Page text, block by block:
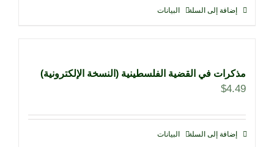
إضافة إلى السلة البيانات
مذكرات في القضية الفلسطينية (النسخة الإلكترونية)
$4.49
إضافة إلى السلة البيانات